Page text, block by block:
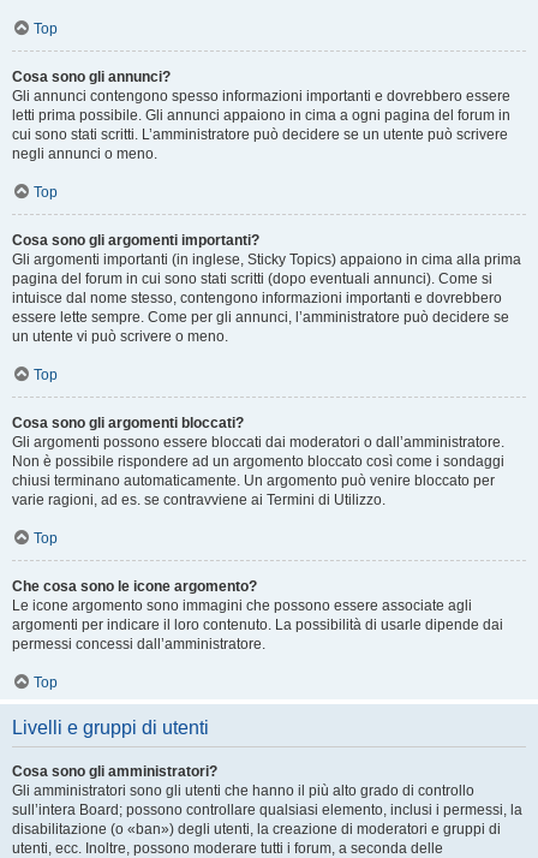
Top
Cosa sono gli annunci?
Gli annunci contengono spesso informazioni importanti e dovrebbero essere
letti prima possibile. Gli annunci appaiono in cima a ogni pagina del forum in
cui sono stati scritti. L’amministratore può decidere se un utente può scrivere
negli annunci o meno.
Top
Cosa sono gli argomenti importanti?
Gli argomenti importanti (in inglese, Sticky Topics) appaiono in cima alla prima
pagina del forum in cui sono stati scritti (dopo eventuali annunci). Come si
intuisce dal nome stesso, contengono informazioni importanti e dovrebbero
essere lette sempre. Come per gli annunci, l’amministratore può decidere se
un utente vi può scrivere o meno.
Top
Cosa sono gli argomenti bloccati?
Gli argomenti possono essere bloccati dai moderatori o dall’amministratore.
Non è possibile rispondere ad un argomento bloccato così come i sondaggi
chiusi terminano automaticamente. Un argomento può venire bloccato per
varie ragioni, ad es. se contravviene ai Termini di Utilizzo.
Top
Che cosa sono le icone argomento?
Le icone argomento sono immagini che possono essere associate agli
argomenti per indicare il loro contenuto. La possibilità di usarle dipende dai
permessi concessi dall’amministratore.
Top
Livelli e gruppi di utenti
Cosa sono gli amministratori?
Gli amministratori sono gli utenti che hanno il più alto grado di controllo
sull’intera Board; possono controllare qualsiasi elemento, inclusi i permessi, la
disabilitazione (o «ban») degli utenti, la creazione di moderatori e gruppi di
utenti, ecc. Inoltre, possono moderare tutti i forum, a seconda delle